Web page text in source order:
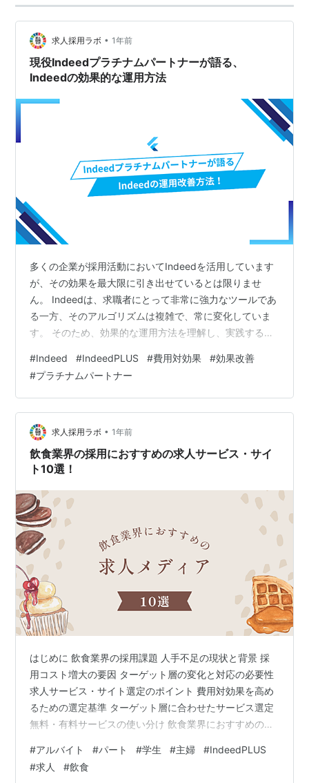
の主要レポート項目…
求人採用ラボ • 1年前
現役Indeedプラチナムパートナーが語る、
Indeedの効果的な運用方法
多くの企業が採用活動においてIndeedを活用しています
が、その効果を最大限に引き出せているとは限りませ
ん。 Indeedは、求職者にとって非常に強力なツールであ
る一方、そのアルゴリズムは複雑で、常に変化していま
す。 そのため、効果的な運用方法を理解し、実践するに
プラチナパートナーは、Indeedから特に優れた実績と専
門性を認められた代理店です。彼らは、Indeedの最新ア
ルゴリズムを深く理解し、豊富な運用ノウハウを持って
います。 本記事では、現役のIndeedプラチナムパートナ
ーである私が、その専門性を活かして、Indeedで成果を
出…
#Indeed #IndeedPLUS #費用対効果 #効果改善
#プラチナムパートナー
求人採用ラボ • 1年前
飲食業界の採用におすすめの求人サービス・サイ
ト10選！
はじめに 飲食業界の採用課題 人手不足の現状と背景 採
用コスト増大の要因 ターゲット層の変化と対応の必要性
求人サービス・サイト選定のポイント 費用対効果を高め
るための選定基準 ターゲット層に合わせたサービス選定
無料・有料サービスの使い分け 飲食業界におすすめの求
な活用方法 求人情報の作成と改善 応募者対応と選考プロ
セス 採用後のフォローアップ まとめ はじめに 近年、飲
#アルバイト #パート #学生 #主婦 #IndeedPLUS
#求人 #飲食